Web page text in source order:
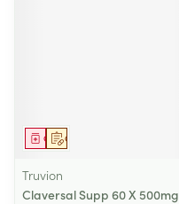
Op voorschrift
Geneesmiddel
Truvion
Claversal Supp 60 X 500mg